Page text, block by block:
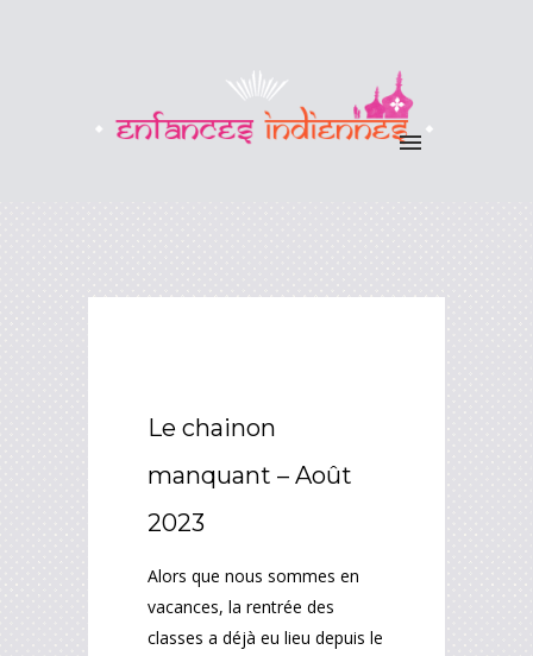
Le chainon
manquant – Août
2023
Alors que nous sommes en
vacances, la rentrée des
classes a déjà eu lieu depuis le